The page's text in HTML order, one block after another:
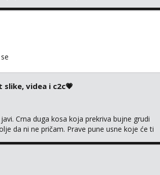
slike, videa i c2c💗
Crna duga kosa koja prekriva bujne grudi
da ni ne pričam. Prave pune usne koje će ti